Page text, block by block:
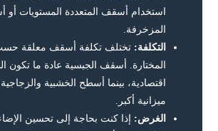
استخدام أسقف المتعددة المستويات أو
المزخرفة.
التكلفة: تختلف تكلفة أسقف معلقة حسب
المختارة. أسقف الجبسية عادة ما تكون
اقتصادية، بينما أسطح الخشبية
ميزانية أكبر.
الغرض: إذا كنت بحاجة إلى تحسين